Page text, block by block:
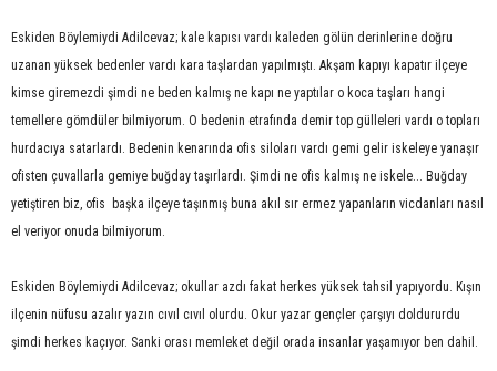
Eskiden Böylemiydi Adilcevaz; kale kapısı vardı kaleden gölün derinlerine doğru
uzanan yüksek bedenler vardı kara taşlardan yapılmıştı. Akşam kapıyı kapatır ilçeye
kimse giremezdi şimdi ne beden kalmış ne kapı ne yaptılar o koca taşları hangi
temellere gömdüler bilmiyorum. O bedenin etrafında demir top gülleleri vardı o topları
hurdacıya satarlardı. Bedenin kenarında ofis siloları vardı gemi gelir iskeleye yanaşır
ofisten çuvallarla gemiye buğday taşırlardı. Şimdi ne ofis kalmış ne iskele... Buğday
yetiştiren biz, ofis başka ilçeye taşınmış buna akıl sır ermez yapanların vicdanları nasıl
el veriyor onuda bilmiyorum.
Eskiden Böylemiydi Adilcevaz; okullar azdı fakat herkes yüksek tahsil yapıyordu. Kışın
ilçenin nüfusu azalır yazın cıvıl cıvıl olurdu. Okur yazar gençler çarşıyı doldururdu
şimdi herkes kaçıyor. Sanki orası memleket değil orada insanlar yaşamıyor ben dahil.